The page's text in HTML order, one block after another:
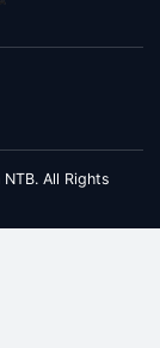
All Rights